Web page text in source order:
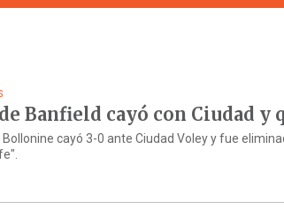
Banfield cayó con Ciudad y
Bollonine cayó 3-0 ante Ciudad Voley y fue